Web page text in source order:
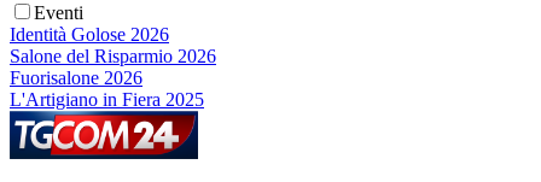
Eventi
Identità Golose 2026
Salone del Risparmio 2026
Fuorisalone 2026
L'Artigiano in Fiera 2025